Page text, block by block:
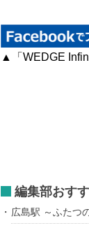
▲「WEDGE
編集部おす
広島駅 ～ふたつ